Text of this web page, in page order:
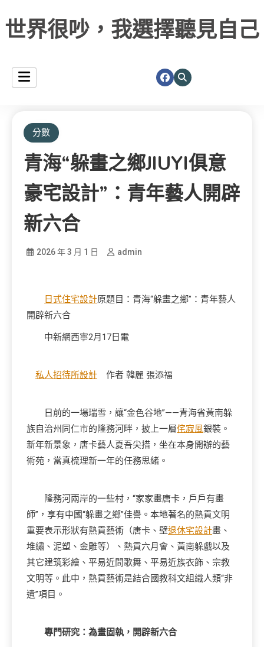
世界很吵，我選擇聽見自己
分數
青海“躲畫之鄉JIUYI俱意
豪宅設計”：青年藝人開辟
新六合
2026 年 3 月 1 日 admin
日式住宅設計原題目：青海“躲畫之鄉”：青年藝人
開辟新六合
中新網西寧2月17日電
私人招待所設計 作者 韓麗 張添福
日前的一場瑞雪，讓“金色谷地”——青海省黃南躲
族自治州同仁市的隆務河畔，披上一層侘寂風銀裝。
新年新景象，唐卡藝人夏吾尖措，坐在本身開辦的藝
術苑，當真梳理新一年的任務思緒。
隆務河兩岸的一些村，“家家畫唐卡，戶戶有畫
師”，享有中國“躲畫之鄉”佳譽。本地著名的熱貢文明
重要表示形狀有熱貢藝術（唐卡、壁退休宅設計畫、
堆繡、泥塑、金雕等）、熱貢六月會、黃南躲戲以及
其它建筑彩繪、平易近間歌舞、平易近族衣飾、宗教
文明等。此中，熱貢藝術是結合國教科文組織人類“非
遺”項目。
專門研究：為畫固執，開辟新六合